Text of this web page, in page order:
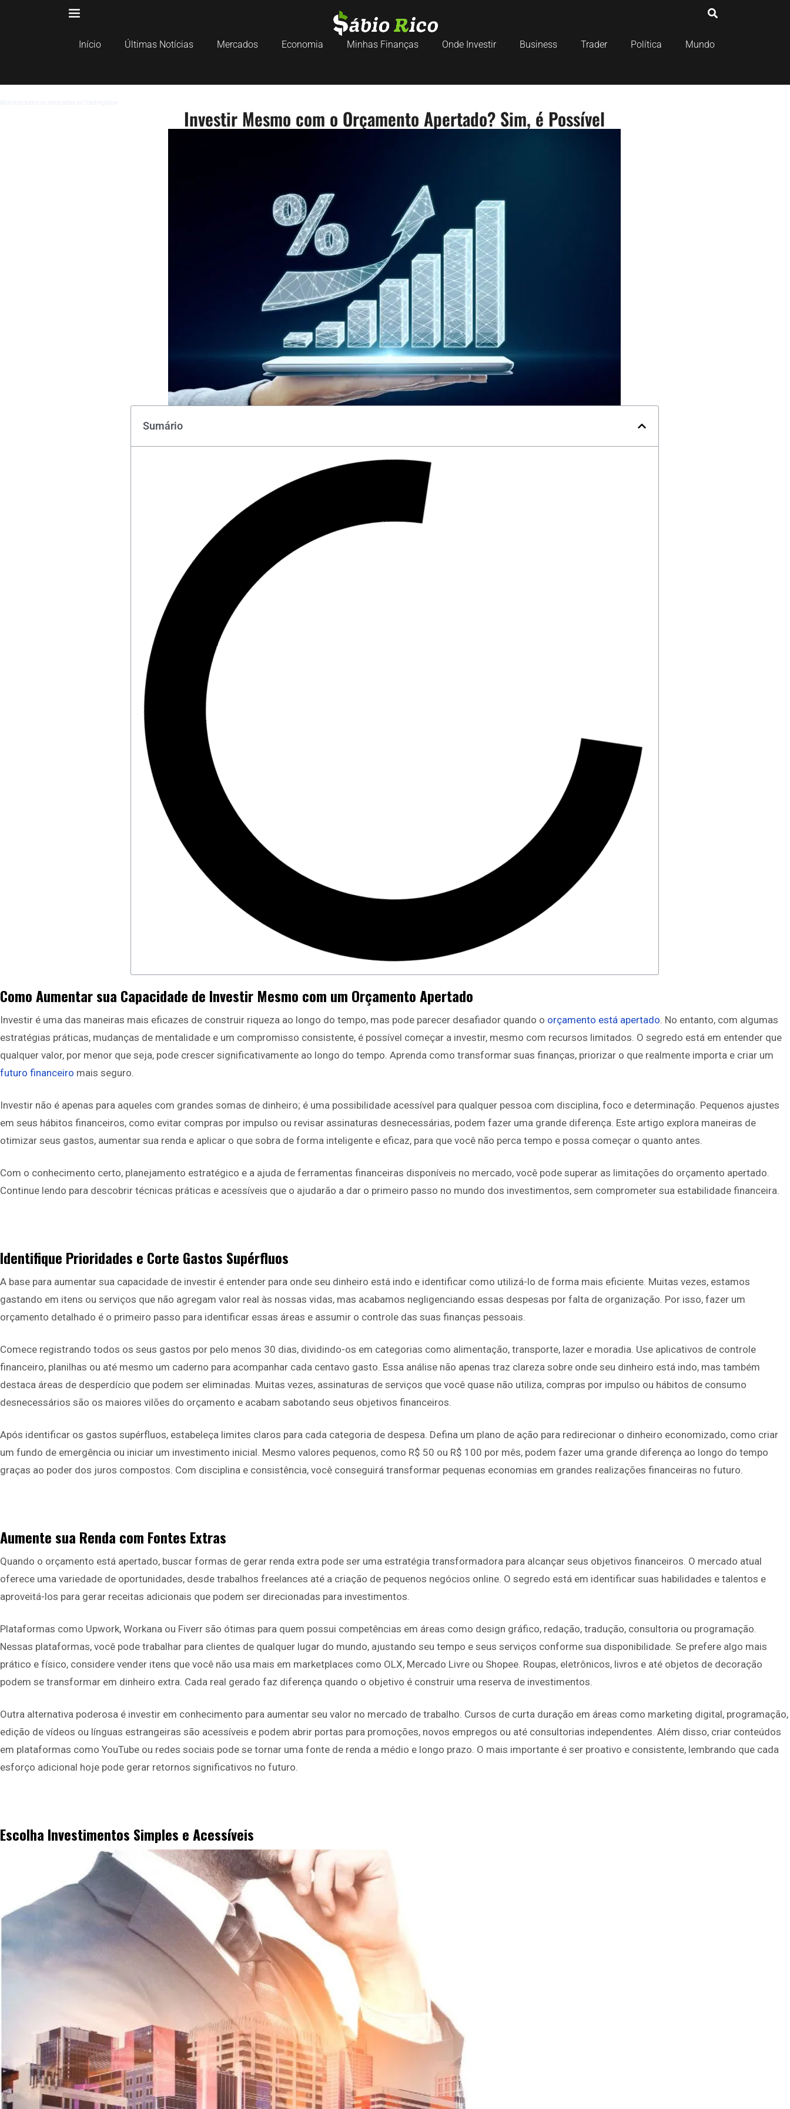
Início Últimas Notícias Mercados Economia Minhas Finanças Onde Investir Business Trader Política Mundo
Investir Mesmo com o Orçamento Apertado? Sim, é Possível
Sumário
Como Aumentar sua Capacidade de Investir Mesmo com um Orçamento Apertado
Investir é uma das maneiras mais eficazes de construir riqueza ao longo do tempo, mas pode parecer desafiador quando o orçamento está apertado. No entanto, com algumas
estratégias práticas, mudanças de mentalidade e um compromisso consistente, é possível começar a investir, mesmo com recursos limitados. O segredo está em entender que
qualquer valor, por menor que seja, pode crescer significativamente ao longo do tempo. Aprenda como transformar suas finanças, priorizar o que realmente importa e criar um
futuro financeiro mais seguro.
Investir não é apenas para aqueles com grandes somas de dinheiro; é uma possibilidade acessível para qualquer pessoa com disciplina, foco e determinação. Pequenos ajustes
em seus hábitos financeiros, como evitar compras por impulso ou revisar assinaturas desnecessárias, podem fazer uma grande diferença. Este artigo explora maneiras de
otimizar seus gastos, aumentar sua renda e aplicar o que sobra de forma inteligente e eficaz, para que você não perca tempo e possa começar o quanto antes.
Com o conhecimento certo, planejamento estratégico e a ajuda de ferramentas financeiras disponíveis no mercado, você pode superar as limitações do orçamento apertado.
Continue lendo para descobrir técnicas práticas e acessíveis que o ajudarão a dar o primeiro passo no mundo dos investimentos, sem comprometer sua estabilidade financeira.
Identifique Prioridades e Corte Gastos Supérfluos
A base para aumentar sua capacidade de investir é entender para onde seu dinheiro está indo e identificar como utilizá-lo de forma mais eficiente. Muitas vezes, estamos
gastando em itens ou serviços que não agregam valor real às nossas vidas, mas acabamos negligenciando essas despesas por falta de organização. Por isso, fazer um
orçamento detalhado é o primeiro passo para identificar essas áreas e assumir o controle das suas finanças pessoais.
Comece registrando todos os seus gastos por pelo menos 30 dias, dividindo-os em categorias como alimentação, transporte, lazer e moradia. Use aplicativos de controle
financeiro, planilhas ou até mesmo um caderno para acompanhar cada centavo gasto. Essa análise não apenas traz clareza sobre onde seu dinheiro está indo, mas também
destaca áreas de desperdício que podem ser eliminadas. Muitas vezes, assinaturas de serviços que você quase não utiliza, compras por impulso ou hábitos de consumo
desnecessários são os maiores vilões do orçamento e acabam sabotando seus objetivos financeiros.
Após identificar os gastos supérfluos, estabeleça limites claros para cada categoria de despesa. Defina um plano de ação para redirecionar o dinheiro economizado, como criar
um fundo de emergência ou iniciar um investimento inicial. Mesmo valores pequenos, como R$ 50 ou R$ 100 por mês, podem fazer uma grande diferença ao longo do tempo
graças ao poder dos juros compostos. Com disciplina e consistência, você conseguirá transformar pequenas economias em grandes realizações financeiras no futuro.
Aumente sua Renda com Fontes Extras
Quando o orçamento está apertado, buscar formas de gerar renda extra pode ser uma estratégia transformadora para alcançar seus objetivos financeiros. O mercado atual
oferece uma variedade de oportunidades, desde trabalhos freelances até a criação de pequenos negócios online. O segredo está em identificar suas habilidades e talentos e
aproveitá-los para gerar receitas adicionais que podem ser direcionadas para investimentos.
Plataformas como Upwork, Workana ou Fiverr são ótimas para quem possui competências em áreas como design gráfico, redação, tradução, consultoria ou programação.
Nessas plataformas, você pode trabalhar para clientes de qualquer lugar do mundo, ajustando seu tempo e seus serviços conforme sua disponibilidade. Se prefere algo mais
prático e físico, considere vender itens que você não usa mais em marketplaces como OLX, Mercado Livre ou Shopee. Roupas, eletrônicos, livros e até objetos de decoração
podem se transformar em dinheiro extra. Cada real gerado faz diferença quando o objetivo é construir uma reserva de investimentos.
Outra alternativa poderosa é investir em conhecimento para aumentar seu valor no mercado de trabalho. Cursos de curta duração em áreas como marketing digital, programação,
edição de vídeos ou línguas estrangeiras são acessíveis e podem abrir portas para promoções, novos empregos ou até consultorias independentes. Além disso, criar conteúdos
em plataformas como YouTube ou redes sociais pode se tornar uma fonte de renda a médio e longo prazo. O mais importante é ser proativo e consistente, lembrando que cada
esforço adicional hoje pode gerar retornos significativos no futuro.
Escolha Investimentos Simples e Acessíveis